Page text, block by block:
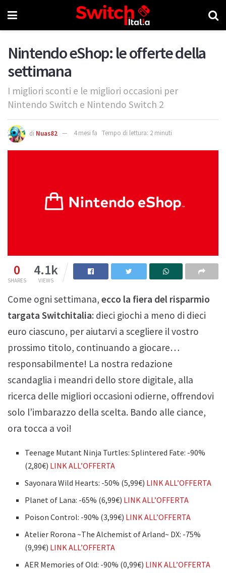
Nintendo eShop: le offerte della
settimana
I migliori sconti e le migliori occasioni per
Nintendo Switch e Nintendo Switch 2
di Nuas82 4 mesi fa Tempo di lettura: 2 minuti
0
SHARES
4.1k
VIEWS
Come ogni settimana, ecco la fiera del risparmio
targata Switchitalia: dieci giochi a meno di dieci
euro ciascuno, per aiutarvi a scegliere il vostro
prossimo titolo, continuando a giocare…
responsabilmente! La nostra redazione
scandaglia i meandri dello store digitale, alla
ricerca delle migliori occasioni odierne, offrendovi
solo l’imbarazzo della scelta. Bando alle ciance,
ora tocca a voi!
Teenage Mutant Ninja Turtles: Splintered Fate: -90%
(2,80€) LINK ALL’OFFERTA
Sayonara Wild Hearts: -50% (5,99€) LINK ALL’OFFERTA
Planet of Lana: -65% (6,99€) LINK ALL’OFFERTA
Poison Control: -90% (3,99€) LINK ALL’OFFERTA
Atelier Rorona ~The Alchemist of Arland~ DX: -75%
(9,99€) LINK ALL’OFFERTA
AER Memories of Old: -90% (0,99€) LINK ALL’OFFERTA